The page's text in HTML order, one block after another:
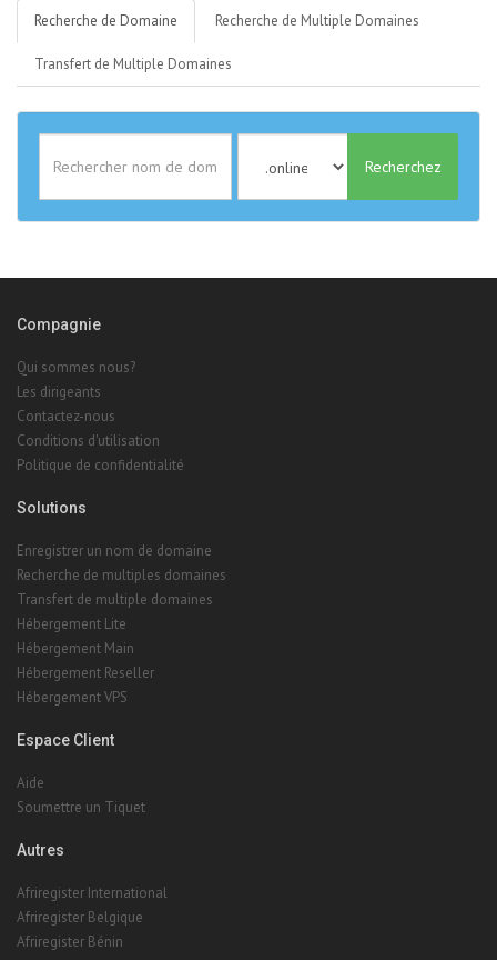
Recherche de Domaine Recherche de Multiple Domaines
Transfert de Multiple Domaines
Recherchez
Compagnie
Qui sommes nous?
Les dirigeants
Contactez-nous
Conditions d'utilisation
Politique de confidentialité
Solutions
Enregistrer un nom de domaine
Recherche de multiples domaines
Transfert de multiple domaines
Hébergement Lite
Hébergement Main
Hébergement Reseller
Hébergement VPS
Espace Client
Aide
Soumettre un Tiquet
Autres
Afriregister International
Afriregister Belgique
Afriregister Bénin